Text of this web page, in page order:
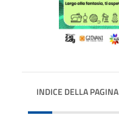
INDICE DELLA PAGINA